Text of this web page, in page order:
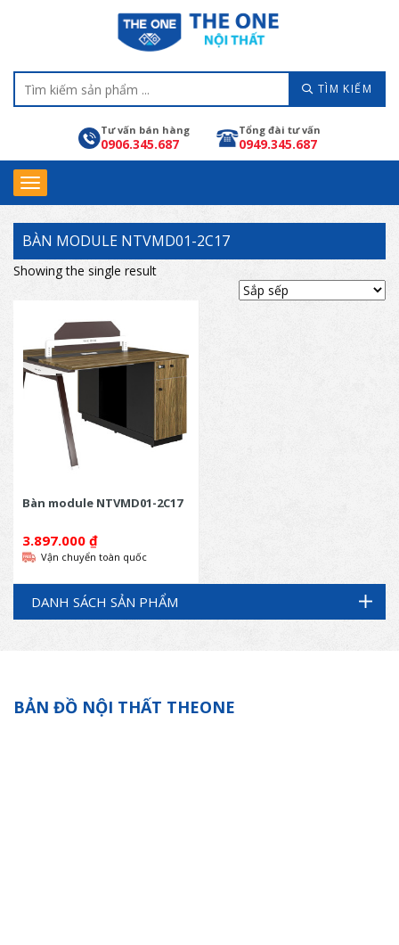
TÌM KIẾM
Tư vấn bán hàng
0906.345.687
Tổng đài tư vấn
0949.345.687
BÀN MODULE NTVMD01-2C17
Showing the single result
Bàn module NTVMD01-2C17
3.897.000 ₫
Vận chuyển toàn quốc
DANH SÁCH SẢN PHẨM
BẢN ĐỒ NỘI THẤT THEONE